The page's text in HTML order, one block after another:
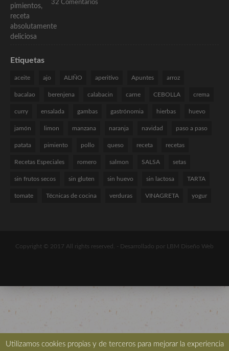
32 Comentarios
Etiquetas
aceite ajo ALIÑO aperitivo Apuntes arroz
bacalao berenjena calabacin carne CEBOLLA crema
curry ensalada gambas gastrónomia hierbas huevo
jamón limon manzana naranja navidad paso a paso
patata pimiento pollo queso receta recetas
Recetas Especiales romero salmon SALSA setas
sin frutos secos sin gluten sin huevo sin lactosa TARTA
tomate Técnicas de cocina verduras VINAGRETA yogur
Copyright © 2017 All rights reserved. - Desarrollado por LBM Diseño Web
Utilizamos cookies propias y de terceros para mejorar la experiencia